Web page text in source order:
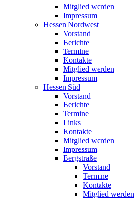
Mitglied werden
Impressum
Hessen Nordwest
Vorstand
Berichte
Termine
Kontakte
Mitglied werden
Impressum
Hessen Süd
Vorstand
Berichte
Termine
Links
Kontakte
Mitglied werden
Impressum
Bergstraße
Vorstand
Termine
Kontakte
Mitglied werden